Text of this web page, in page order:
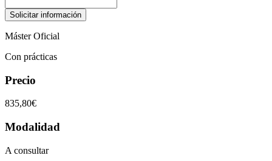
Máster Oficial
Con prácticas
Precio
835,80€
Modalidad
A consultar